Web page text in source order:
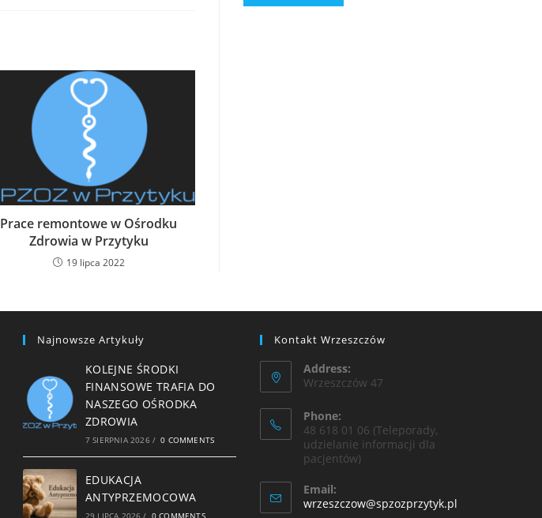
Prace remontowe w Ośrodku
Zdrowia w Przytyku
19 lipca 2022
Najnowsze Artykuły
KOLEJNE ŚRODKI
FINANSOWE TRAFIA DO
NASZEGO OŚRODKA
ZDROWIA
7 SIERPNIA 2026 / 0 COMMENTS
EDUKACJA
ANTYPRZEMOCOWA
Kontakt Wrzeszczów
Address:
Wrzeszczów 47
Phone:
48 618 01 06 (Teleporady,
udzielanie informacji dla
pacjentów)
Email:
wrzeszczow@spzozprzytyk.pl